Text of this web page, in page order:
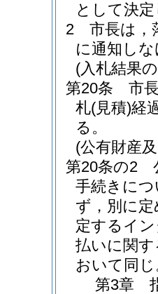
として決
2
市長は，
に通知し
(入札結果
第20条
市
札(見積)経
る。
(公有財産
第20条の2
手続きに
ず，別に
定するイ
払いに関
おいて同じ
第3章